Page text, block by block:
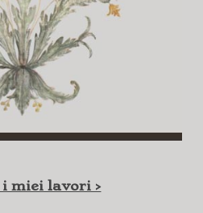
i miei lavori >